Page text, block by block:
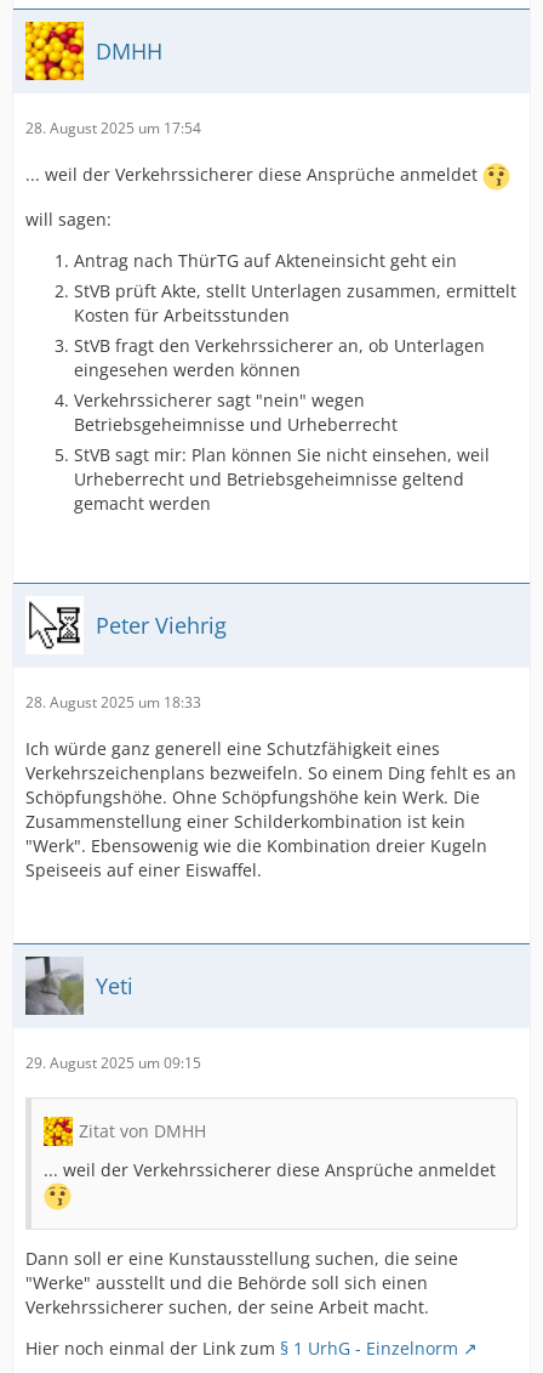
DMHH
28. August 2025 um 17:54
... weil der Verkehrssicherer diese Ansprüche anmeldet
will sagen:
Antrag nach ThürTG auf Akteneinsicht geht ein
StVB prüft Akte, stellt Unterlagen zusammen, ermittelt
Kosten für Arbeitsstunden
StVB fragt den Verkehrssicherer an, ob Unterlagen
eingesehen werden können
Verkehrssicherer sagt "nein" wegen
Betriebsgeheimnisse und Urheberrecht
StVB sagt mir: Plan können Sie nicht einsehen, weil
Urheberrecht und Betriebsgeheimnisse geltend
gemacht werden
Peter Viehrig
28. August 2025 um 18:33
Ich würde ganz generell eine Schutzfähigkeit eines
Verkehrszeichenplans bezweifeln. So einem Ding fehlt es an
Schöpfungshöhe. Ohne Schöpfungshöhe kein Werk. Die
Zusammenstellung einer Schilderkombination ist kein
"Werk". Ebensowenig wie die Kombination dreier Kugeln
Speiseeis auf einer Eiswaffel.
Yeti
29. August 2025 um 09:15
Zitat von DMHH
... weil der Verkehrssicherer diese Ansprüche anmeldet
Dann soll er eine Kunstausstellung suchen, die seine
"Werke" ausstellt und die Behörde soll sich einen
Verkehrssicherer suchen, der seine Arbeit macht.
Hier noch einmal der Link zum § 1 UrhG - Einzelnorm